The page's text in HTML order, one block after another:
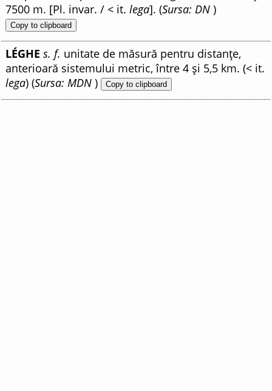
7500 m. [Pl. invar. / < it.lega]. (Sursa: DN )
Copy to clipboard
LÉGHE s. f. unitate de măsură pentru distanțe,
anterioară sistemului metric, între 4 și 5,5 km. (< it.
lega) (Sursa: MDN ) Copy to clipboard